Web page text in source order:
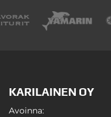
KARILAINEN OY
Avoinna: